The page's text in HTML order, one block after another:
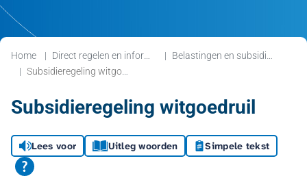
Home Direct regelen en informatie
Belastingen en subsidies
Subsidieregeling witgoedruil
Subsidieregeling witgoedruil
Lees voor Uitleg woorden Simpele tekst